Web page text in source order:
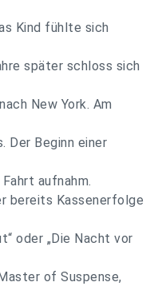
Kind fühlte sich
später schloss sich
New York. Am
Der Beginn einer
aufnahm.
bereits Kassenerfolge
oder „Die Nacht vor
of Suspense,